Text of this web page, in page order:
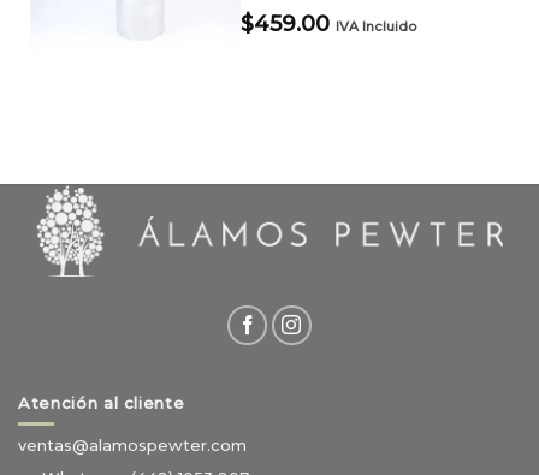
$459.00 IVA Incluido
Atención al cliente
ventas@alamospewter.com